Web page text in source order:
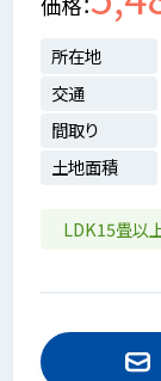
所在地
交通
間取り
土地面積
LDK15畳以